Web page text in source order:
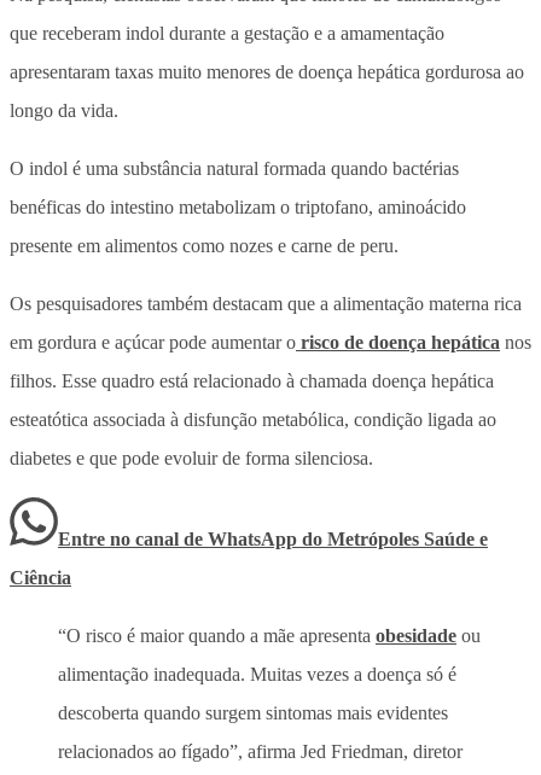
que receberam indol durante a gestação e a amamentação
apresentaram taxas muito menores de doença hepática gordurosa ao
longo da vida.
O indol é uma substância natural formada quando bactérias
benéficas do intestino metabolizam o triptofano, aminoácido
presente em alimentos como nozes e carne de peru.
Os pesquisadores também destacam que a alimentação materna rica
em gordura e açúcar pode aumentar o risco de doença hepática nos
filhos. Esse quadro está relacionado à chamada doença hepática
esteatótica associada à disfunção metabólica, condição ligada ao
diabetes e que pode evoluir de forma silenciosa.
Entre no canal de WhatsApp do Metrópoles Saúde e
Ciência
“O risco é maior quando a mãe apresenta obesidade ou
alimentação inadequada. Muitas vezes a doença só é
descoberta quando surgem sintomas mais evidentes
relacionados ao fígado”, afirma Jed Friedman, diretor